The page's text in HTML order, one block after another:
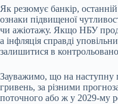
Як резюмує банкір,
ознаки підвищеної
чи ажіотажу. Якщо НБУ
а інфляція справді
залишитися в
Зауважимо, що на наступну
гривень, за різними
поточного або ж у 2029-му